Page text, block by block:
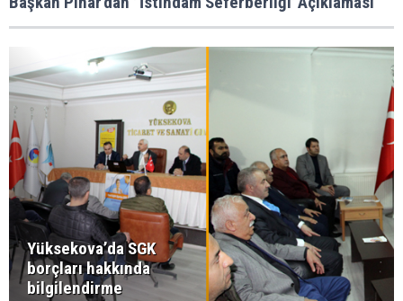
Yüksekova’da SGK
borçları hakkında
bilgilendirme